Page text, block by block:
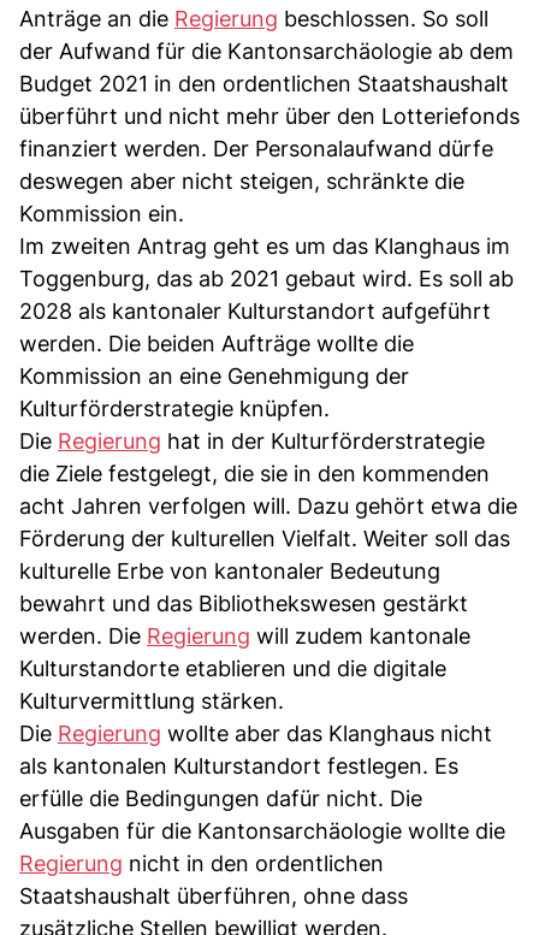
Anträge an die Regierung beschlossen. So soll
der Aufwand für die Kantonsarchäologie ab dem
Budget 2021 in den ordentlichen Staatshaushalt
überführt und nicht mehr über den Lotteriefonds
finanziert werden. Der Personalaufwand dürfe
deswegen aber nicht steigen, schränkte die
Kommission ein.
Im zweiten Antrag geht es um das Klanghaus im
Toggenburg, das ab 2021 gebaut wird. Es soll ab
2028 als kantonaler Kulturstandort aufgeführt
werden. Die beiden Aufträge wollte die
Kommission an eine Genehmigung der
Kulturförderstrategie knüpfen.
Die Regierung hat in der Kulturförderstrategie
die Ziele festgelegt, die sie in den kommenden
acht Jahren verfolgen will. Dazu gehört etwa die
Förderung der kulturellen Vielfalt. Weiter soll das
kulturelle Erbe von kantonaler Bedeutung
bewahrt und das Bibliothekswesen gestärkt
werden. Die Regierung will zudem kantonale
Kulturstandorte etablieren und die digitale
Kulturvermittlung stärken.
Die Regierung wollte aber das Klanghaus nicht
als kantonalen Kulturstandort festlegen. Es
erfülle die Bedingungen dafür nicht. Die
Ausgaben für die Kantonsarchäologie wollte die
Regierung nicht in den ordentlichen
Staatshaushalt überführen, ohne dass
zusätzliche Stellen bewilligt werden.